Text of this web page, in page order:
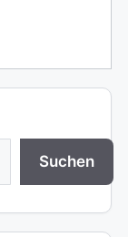
Suchen